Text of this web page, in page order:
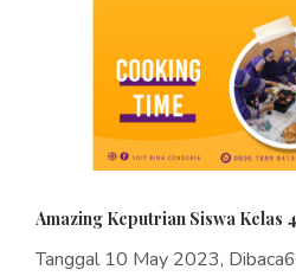
Amazing Keputrian Siswa Kelas
Tanggal 10 May 2023,